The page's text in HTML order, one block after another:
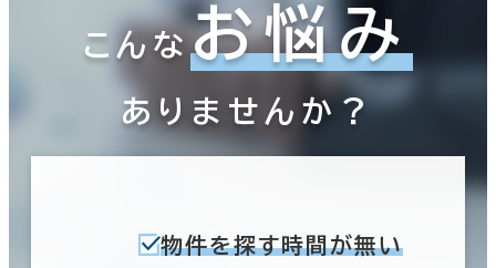
こんなお悩み
ありませんか？
物件を探す時間が無い